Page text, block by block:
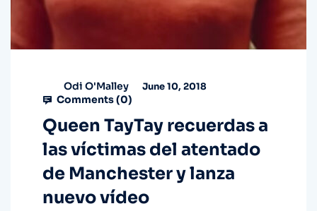
Odi O'Malley June 10, 2018
Comments (0)
Queen TayTay recuerdas a
las víctimas del atentado
de Manchester y lanza
nuevo vídeo